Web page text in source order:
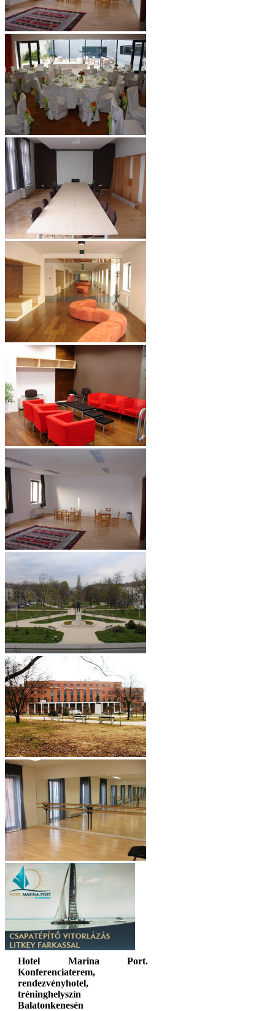
Hotel Marina Port.
Konferenciaterem,
rendezvényhotel,
tréninghelyszín
Balatonkenesén